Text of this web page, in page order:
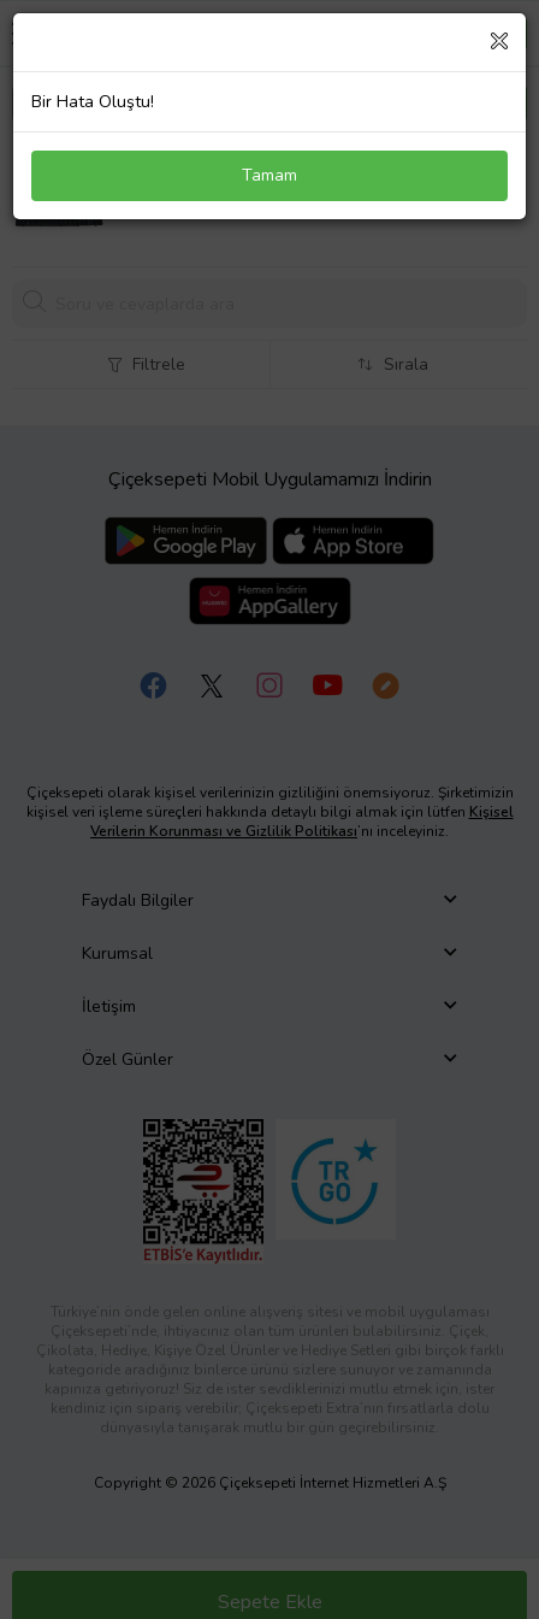
Compaq Presario CQ60-310EC Klavye Türkçe Siyah
Compaq Presario CQ60-310ED Klavye Türkçe Siyah
868,57 TL
Sepete Ekle
Filtrele Sırala
Çiçeksepeti Mobil Uygulamamızı İndirin
Çiçeksepeti olarak kişisel verilerinizin gizliliğini önemsiyoruz. Şirketimizin
kişisel veri işleme süreçleri hakkında detaylı bilgi almak için lütfen Kişisel
Verilerin Korunması ve Gizlilik Politikası’nı inceleyiniz.
Faydalı Bilgiler
Kurumsal
İletişim
Özel Günler
Türkiye’nin önde gelen online alışveriş sitesi ve mobil uygulaması
Çiçeksepeti’nde, ihtiyacınız olan tüm ürünleri bulabilirsiniz. Çiçek,
Çikolata, Hediye, Kişiye Özel Ürünler ve Hediye Setleri gibi birçok farklı
kategoride aradığınız binlerce ürünü sizlere sunuyor ve zamanında
kapınıza getiriyoruz! Siz de ister sevdiklerinizi mutlu etmek için, ister
kendiniz için sipariş verebilir; Çiçeksepeti Extra’nın fırsatlarla dolu
dünyasıyla tanışarak mutlu bir gün geçirebilirsiniz.
Copyright © 2026 Çiçeksepeti İnternet Hizmetleri A.Ş
Bir Hata Oluştu!
Tamam